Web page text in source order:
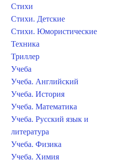
Стихи
Стихи. Детские
Стихи. Юмористические
Техника
Триллер
Учеба
Учеба. Английский
Учеба. История
Учеба. Математика
Учеба. Русский язык и
литература
Учеба. Физика
Учеба. Химия